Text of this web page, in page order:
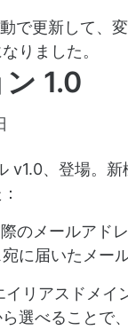
で更新して、
りました。
1.0
v1.0、登場。
のメールアド
に届いたメー
イリアスドメイ
選べることで